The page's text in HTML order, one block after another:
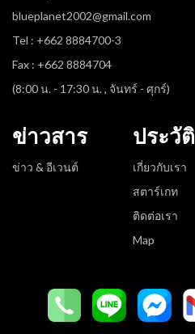
blueplanet2002@gmail.com
Tel : +662 8884700-3
Fax : +662 8884704
(8:00 น. - 17:30 น. , จันทร์ - ศุกร์)
ข่าวสาร
ข่าว & อีเวนต์
ประวัติ
เกี่ยวกับเรา
สตาร์เกท
ติดต่อเรา
Map